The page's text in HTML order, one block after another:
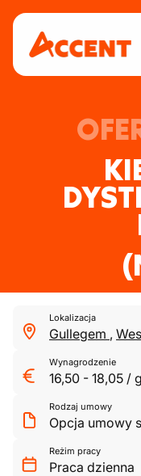
Lokalizacja
Gullegem ,
Wynagrodzenie
16,50 - 18,05 /
Rodzaj umowy
Opcja umowy
Reżim pracy
Praca dzienna